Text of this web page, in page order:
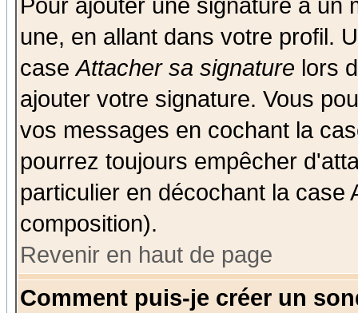
Pour ajouter une signature à un
une, en allant dans votre profil.
caseAttacher sa signature lors
ajouter votre signature. Vous
vos messages en cochant la
pourrez toujours empêcher
particulier en décochant la case
composition).
Revenir en haut de page
Comment puis-je créer un